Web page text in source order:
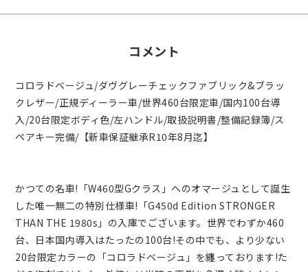
コメント
コロラドベージュ/ダヴグレーチェックファブリック&ブラッ
クレザー/正規ディーラー車/世界460台限定車/国内100台導
入/20台限定ボディ色/左ハンドル/取扱説明書/整備記録簿/ス
ペアキー完備/【新車保証継承R10年8月迄】
かつての名車!「W460型Gクラス」へのオマージュとして誕生
した唯一無二の特別仕様車!「G450d Edition STRONGER
THAN THE 1980s」の入庫でございます。世界でわずか460
台、日本国内導入はたったの100台!その中でも、より少ない
20台限定カラーの「コロラドベージュ」を纏っております!た